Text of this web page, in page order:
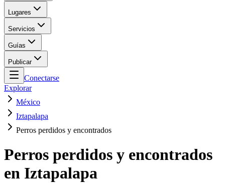
Lugares
Servicios
Guías
Publicar
Conectarse
Explorar
México
Iztapalapa
Perros perdidos y encontrados
Perros perdidos y encontrados
en Iztapalapa